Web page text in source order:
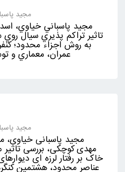
مجید
مجيد پاسباني خياوي،
تاثير تراكم پذيري سيال
به روش اجزاء محدود؛
عمران، معماري و
مجید
مجید پاسبانی خیاوی،
مهدی کوچکی، بررسی تاثیر
خاک بر رفتار لرزه ای
عناصر محدود، هشتمین